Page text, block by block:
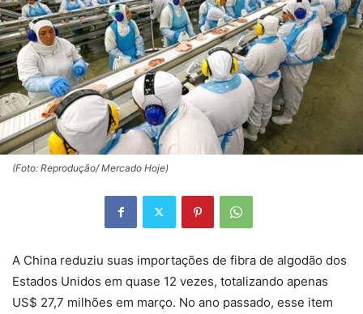
(Foto: Reprodução/ Mercado Hoje)
A China reduziu suas importações de fibra de algodão dos
Estados Unidos em quase 12 vezes, totalizando apenas
US$ 27,7 milhões em março. No ano passado, esse item